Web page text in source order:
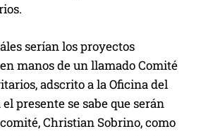
serían los proyectos
manos de un llamado Comité
adscrito a la Oficina del
presente se sabe que serán
Christian Sobrino, como